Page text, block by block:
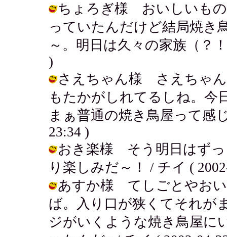
ちょろぎ様 おいしいもの
っていたんだけど結局焼き
～。明日は久々の家族（？
)
さえちゃん様 さえちゃん
もたかがしれてるしね。今
まぁ普通の焼き鳥屋って感
23:34 )
おき楽様 そう明日はずっ
り楽しみだ～！ / チイ (
あすか様 てしごとやおい
ば。入り口が狭くてそれが
ジがいくような焼き鳥屋に